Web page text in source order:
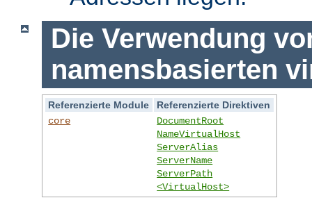
Die Verwendung
namensbasierten
Referenzierte Module
Referenzierte Direktiven
core
DocumentRoot
NameVirtualHost
ServerAlias
ServerName
ServerPath
<VirtualHost>